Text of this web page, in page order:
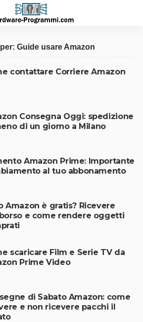
Guide usare Amazon
contattare Corriere Amazon
Consegna Oggi: spedizione
di un giorno a Milano
Amazon Prime: Importante
al tuo abbonamento
Amazon è gratis? Ricevere
e come rendere oggetti
scaricare Film e Serie TV da
Prime Video
di Sabato Amazon: come
e non ricevere pacchi il